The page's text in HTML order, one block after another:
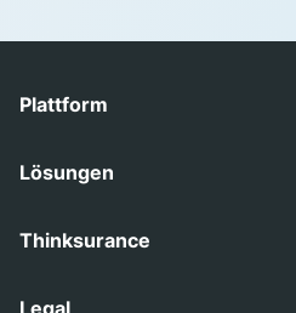
Plattform
Advisory Suite
Consult Direct
Data Suite
Lösungen
Gewerbemakler
Industriemakler
Thinksurance
Über Uns
Legal